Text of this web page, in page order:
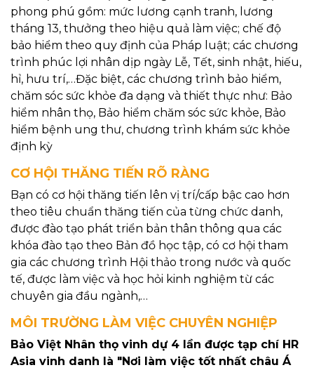
phong phú gồm: mức lương cạnh tranh, lương
tháng 13, thưởng theo hiệu quả làm việc; chế độ
bảo hiểm theo quy định của Pháp luật; các chương
trình phúc lợi nhân dịp ngày Lễ, Tết, sinh nhật, hiếu,
hỉ, hưu trí,…Đặc biệt, các chương trình bảo hiểm,
chăm sóc sức khỏe đa dạng và thiết thực như: Bảo
hiểm nhân thọ, Bảo hiểm chăm sóc sức khỏe, Bảo
hiểm bệnh ung thư, chương trình khám sức khỏe
định kỳ
CƠ HỘI THĂNG TIẾN RÕ RÀNG
Bạn có cơ hội thăng tiến lên vị trí/cấp bậc cao hơn
theo tiêu chuẩn thăng tiến của từng chức danh,
được đào tạo phát triển bản thân thông qua các
khóa đào tạo theo Bản đồ học tập, có cơ hội tham
gia các chương trình Hội thảo trong nước và quốc
tế, được làm việc và học hỏi kinh nghiệm từ các
chuyên gia đầu ngành,…
MÔI TRƯỜNG LÀM VIỆC CHUYÊN NGHIỆP
Bảo Việt Nhân thọ vinh dự 4 lần được tạp chí HR
Asia vinh danh là "Nơi làm việc tốt nhất châu Á